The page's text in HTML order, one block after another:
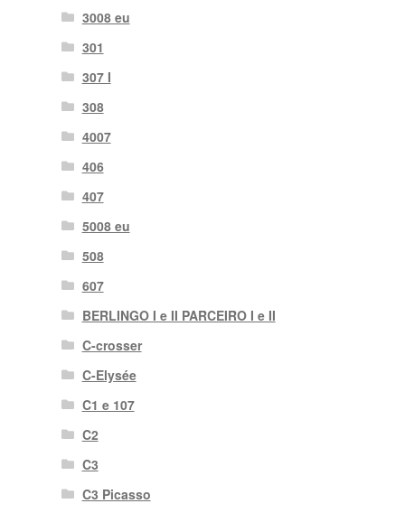
3008 eu
301
307 I
308
4007
406
407
5008 eu
508
607
BERLINGO I e II PARCEIRO I e II
C-crosser
C-Elysée
C1 e 107
C2
C3
C3 Picasso